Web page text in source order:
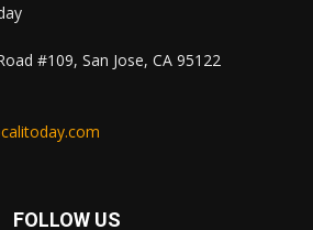
#109, San Jose, CA 95122
FOLLOW US